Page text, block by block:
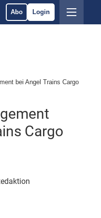
Abo Login
bei Angel Trains Cargo
Cargo